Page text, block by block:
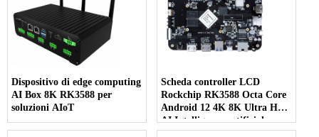
Dispositivo di edge computing
AI Box 8K RK3588 per
soluzioni AIoT
Scheda controller LCD
Rockchip RK3588 Octa Core
Android 12 4K 8K Ultra HD
AI Intelligenza artificiale